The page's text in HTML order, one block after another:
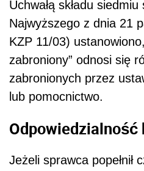
Uchwałą składu
Najwyższego z dnia 21
KZP 11/03)
zabroniony” odnosi się
zabronionych przez
lub pomocnictwo.
Odpowiedzialność
Jeżeli sprawca popełnił